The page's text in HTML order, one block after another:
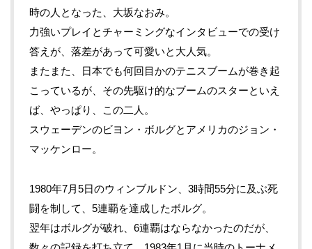
時の人となった、大坂なおみ。
力強いプレイとチャーミングなインタビューでの受け
答えが、落差があって可愛いと大人気。
またまた、日本でも何回目かのテニスブームが巻き起
こっているが、その先駆け的なブームのスターといえ
ば、やっぱり、この二人。
スウェーデンのビヨン・ボルグとアメリカのジョン・
マッケンロー。
1980年7月5日のウィンブルドン、 3時間55分に及ぶ死
闘を制して、 5連覇を達成したボルグ。
翌年はボルグが破れ、 6連覇はならなかったのだが、